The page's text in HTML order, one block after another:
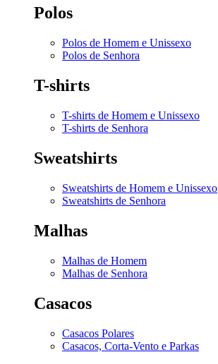
Polos
Polos de Homem e Unissexo
Polos de Senhora
T-shirts
T-shirts de Homem e Unissexo
T-shirts de Senhora
Sweatshirts
Sweatshirts de Homem e Unissexo
Sweatshirts de Senhora
Malhas
Malhas de Homem
Malhas de Senhora
Casacos
Casacos Polares
Casacos, Corta-Vento e Parkas